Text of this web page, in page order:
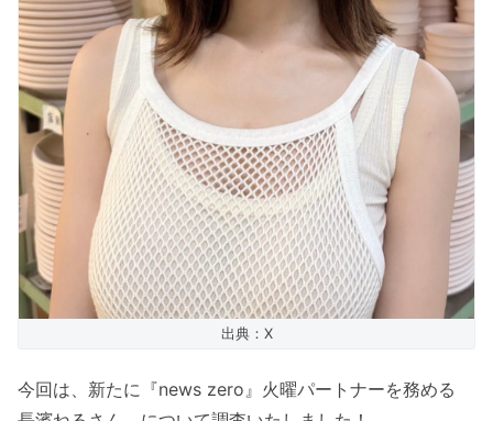
出典：X
今回は、新たに『news zero』火曜パートナーを務める